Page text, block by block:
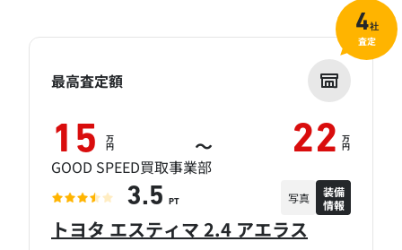
トヨタ エスティマ 2.4 アエラス
最高査定額
15 万
円 ～ 22 万
円
GOOD SPEED買取事業部
3.5 PT 写真
装備
情報
4社
査定